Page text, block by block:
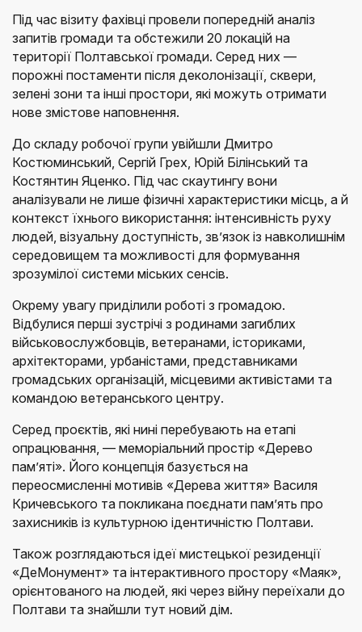
Під час візиту фахівці провели попередній аналіз
запитів громади та обстежили 20 локацій на
території Полтавської громади. Серед них —
порожні постаменти після деколонізації, сквери,
зелені зони та інші простори, які можуть отримати
нове змістове наповнення.
До складу робочої групи увійшли Дмитро
Костюминський, Сергій Грех, Юрій Білінський та
Костянтин Яценко. Під час скаутингу вони
аналізували не лише фізичні характеристики місць, а й
контекст їхнього використання: інтенсивність руху
людей, візуальну доступність, зв’язок із навколишнім
середовищем та можливості для формування
зрозумілої системи міських сенсів.
Окрему увагу приділили роботі з громадою.
Відбулися перші зустрічі з родинами загиблих
військовослужбовців, ветеранами, істориками,
архітекторами, урбаністами, представниками
громадських організацій, місцевими активістами та
командою ветеранського центру.
Серед проєктів, які нині перебувають на етапі
опрацювання, — меморіальний простір «Дерево
пам’яті». Його концепція базується на
переосмисленні мотивів «Дерева життя» Василя
Кричевського та покликана поєднати пам’ять про
захисників із культурною ідентичністю Полтави.
Також розглядаються ідеї мистецької резиденції
«ДеМонумент» та інтерактивного простору «Маяк»,
орієнтованого на людей, які через війну переїхали до
Полтави та знайшли тут новий дім.